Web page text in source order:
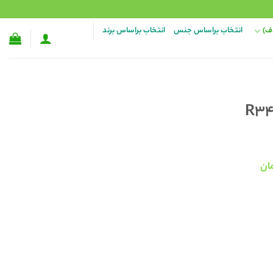
انتخاب براساس جنس انتخاب براساس برند
قیمت